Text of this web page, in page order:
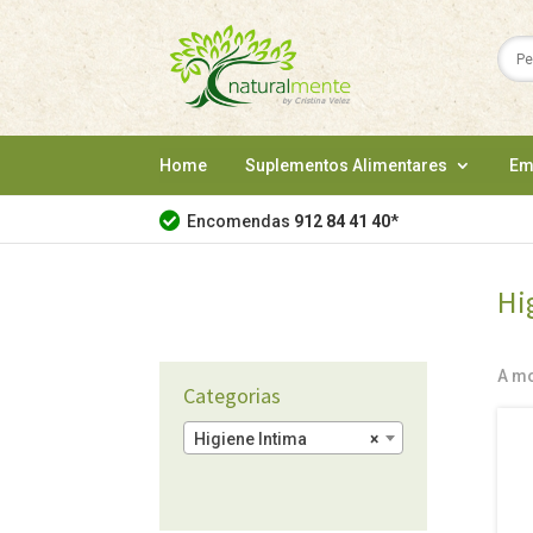
Home Suplementos Alimentares
Encomendas 912 84 41 40*
Categorias
×
Higiene Intima
A